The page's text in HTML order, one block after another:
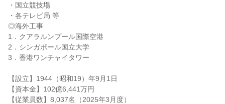
・国立競技場
・各テレビ局 等
◎海外工事
1．クアラルンプール国際空港
2．シンガポール国立大学
3．香港ワンチャイタワー
【設立】1944（昭和19）年9月1日
【資本金】102億6,441万円
【従業員数】8,037名（2025年3月度）